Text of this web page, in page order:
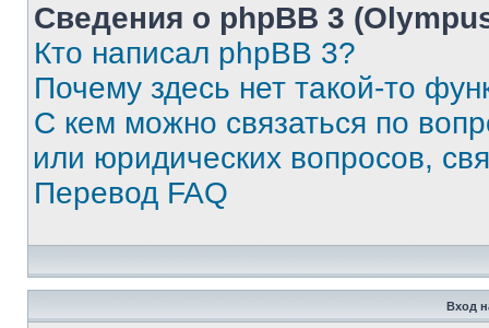
Сведения о phpBB 3
Кто написал phpBB 3?
Почему здесь нет такой-то
С кем можно связаться по
или юридических вопросов,
Перевод FAQ
Вход